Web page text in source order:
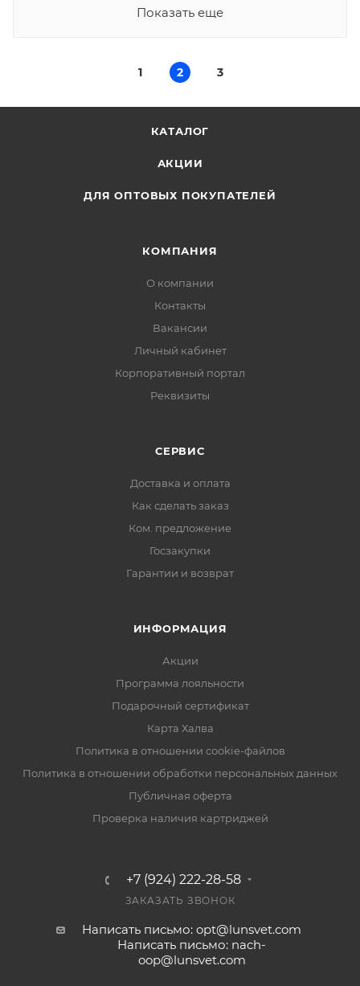
Показать еще
1 2 3
КАТАЛОГ
АКЦИИ
ДЛЯ ОПТОВЫХ ПОКУПАТЕЛЕЙ
КОМПАНИЯ
О компании
Контакты
Вакансии
Личный кабинет
Корпоративный портал
Реквизиты
СЕРВИС
Доставка и оплата
Как сделать заказ
Ком. предложение
Госзакупки
Гарантии и возврат
ИНФОРМАЦИЯ
Акции
Программа лояльности
Подарочный сертификат
Карта Халва
Политика в отношении cookie-файлов
Политика в отношении обработки персональных данных
Публичная оферта
Проверка наличия картриджей
+7 (924) 222-28-58
ЗАКАЗАТЬ ЗВОНОК
Написать письмо: opt@lunsvet.com
Написать письмо: nach-
oop@lunsvet.com